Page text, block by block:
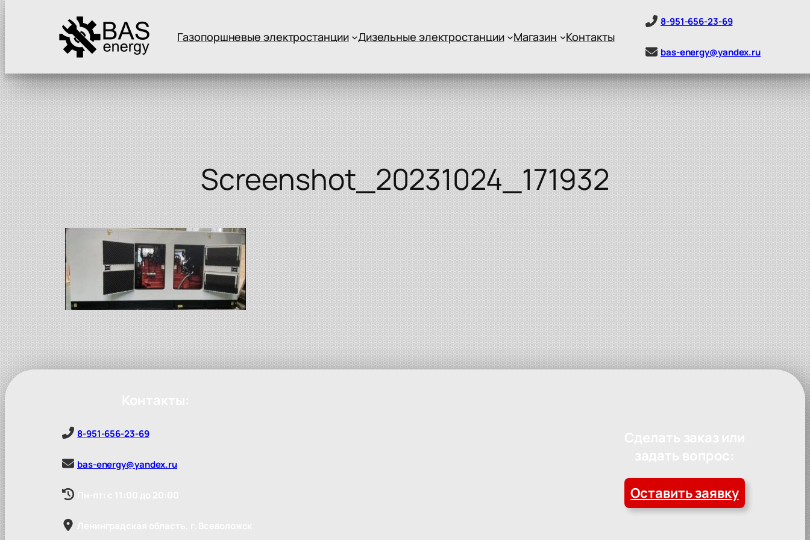
Перейти
к
содержимому
Газопоршневые электростанции Дизельные электростанции Магазин Контакты
8-951-656-23-69
bas-energy@yandex.ru
Screenshot_20231024_171932
8-951-656-23-69
bas-energy@yandex.ru
Оставить заявку